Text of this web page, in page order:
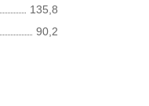
135,8
90,2